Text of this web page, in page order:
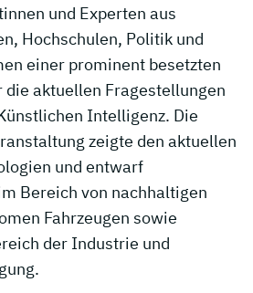
und Experten aus
Hochschulen, Politik und
einer prominent besetzten
die aktuellen Fragestellungen
Intelligenz. Die
zeigte den aktuellen
und entwarf
Bereich von nachhaltigen
Fahrzeugen sowie
der Industrie und